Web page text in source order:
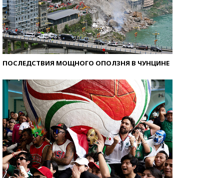
ПОСЛЕДСТВИЯ МОЩНОГО ОПОЛЗНЯ В ЧУНЦИНЕ